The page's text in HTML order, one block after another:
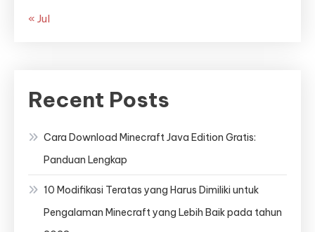
« Jul
Recent Posts
Cara Download Minecraft Java Edition Gratis:
Panduan Lengkap
10 Modifikasi Teratas yang Harus Dimiliki untuk
Pengalaman Minecraft yang Lebih Baik pada tahun